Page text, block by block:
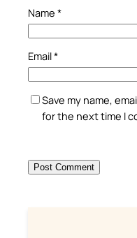
Name *
Email*
Save my name,
for the next time I